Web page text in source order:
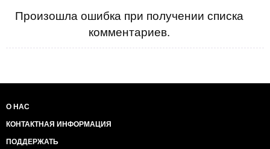
Произошла ошибка при получении списка
комментариев.
О НАС
КОНТАКТНАЯ ИНФОРМАЦИЯ
ПОДДЕРЖАТЬ